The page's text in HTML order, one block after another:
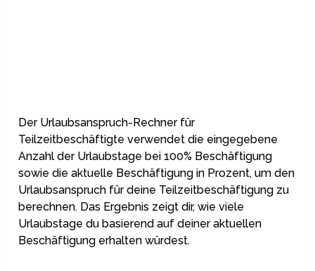
Der Urlaubsanspruch-Rechner für
Teilzeitbeschäftigte verwendet die eingegebene
Anzahl der Urlaubstage bei 100% Beschäftigung
sowie die aktuelle Beschäftigung in Prozent, um den
Urlaubsanspruch für deine Teilzeitbeschäftigung zu
berechnen. Das Ergebnis zeigt dir, wie viele
Urlaubstage du basierend auf deiner aktuellen
Beschäftigung erhalten würdest.